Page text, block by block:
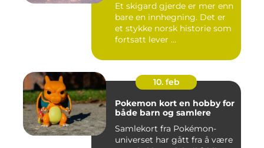
Et skigard gjerde er mer enn
bare en innhegning. Det er
et stykke norsk historie som
fortsatt lever ...
10. feb
Pokemon kort en hobby for
både barn og samlere
Samlekort fra Pokémon-
universet har gått fra å være